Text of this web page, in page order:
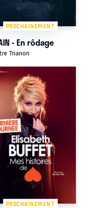
PROCHAINEMENT
- En rôdage
Trianon
PROCHAINEMENT